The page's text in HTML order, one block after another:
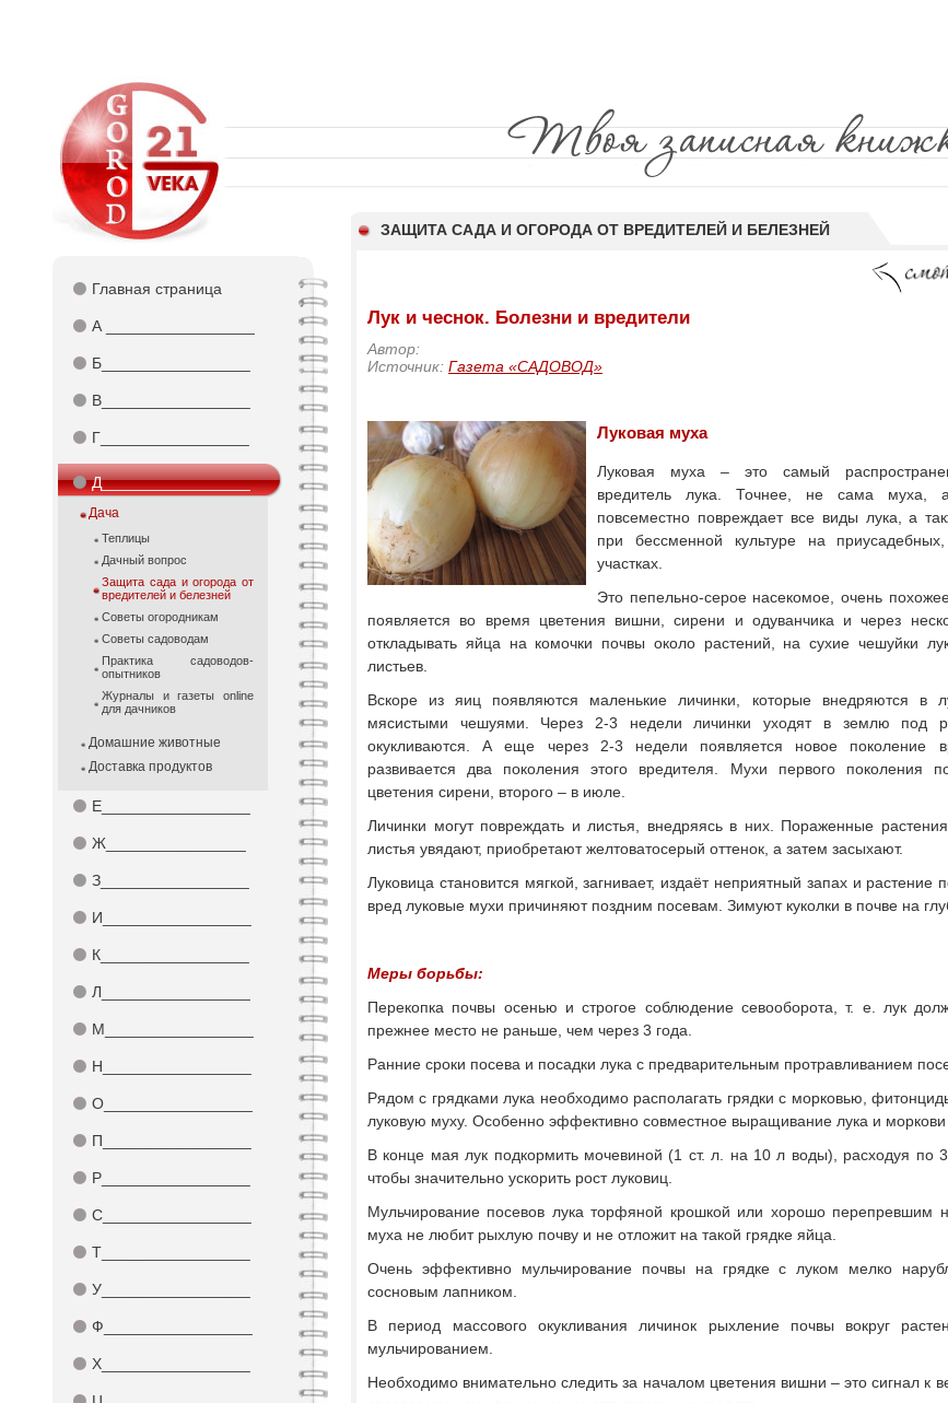
ЗАЩИТА САДА И ОГОРОДА ОТ ВРЕДИТЕЛЕЙ И БЕЛЕЗНЕЙ
⚫ Главная страница
⚫ А _________________
⚫ Б_________________
⚫ В_________________
⚫ Г_________________
⚫Д_________________
Дача
Теплицы
Дачный вопрос
Защита сада и огорода от
вредителей и белезней
Советы огородникам
Советы садоводам
Практика садоводов-
опытников
Журналы и газеты online
для дачников
Домашние животные
Доставка продуктов
⚫ Е_________________
⚫ Ж________________
⚫ З_________________
⚫ И_________________
⚫ К_________________
⚫ Л_________________
⚫ М_________________
⚫ Н_________________
⚫ О_________________
⚫ П_________________
⚫ Р_________________
⚫ С_________________
⚫ Т_________________
⚫ У_________________
⚫ Ф_________________
⚫ Х_________________
Лук и чеснок. Болезни и вредители
Автор:
Источник: Газета «САДОВОД»
Луковая муха
Луковая муха – это самый
вредитель лука. Точнее, не сама муха,
повсеместно повреждает все виды лука, а
при бессменной культуре на
участках.
Это пепельно-серое насекомое, очень
появляется во время цветения вишни, сирени и одуванчика и через
откладывать яйца на комочки почвы около растений, на сухие чешуйки
листьев.
Вскоре из яиц появляются маленькие личинки, которые внедряются в
мясистыми чешуями. Через 2-3 недели личинки уходят в землю под
окукливаются. А еще через 2-3 недели появляется новое поколение
развивается два поколения этого вредителя. Мухи первого поколения
цветения сирени, второго – в июле.
Личинки могут повреждать и листья, внедряясь в них. Пораженные
листья увядают, приобретают желтовато­серый оттенок, а затем засыхают.
Луковица становится мягкой, загнивает, издаёт неприятный запах и растение
вред луковые мухи причиняют поздним посевам. Зимуют куколки в почве на
Меры борьбы:
Перекопка почвы осенью и строгое соблюдение севооборота, т. е. лук
прежнее место не раньше, чем через 3 года.
Ранние сроки посева и посадки лука с предварительным протравливанием
Рядом с грядками лука необходимо располагать грядки с морковью,
луковую муху. Особенно эффективно совместное выращивание лука и моркови
В конце мая лук подкормить мочевиной (1 ст. л. на 10 л воды), расходуя по
чтобы значительно ускорить рост луковиц.
Мульчирование посевов лука торфяной крошкой или хорошо перепревшим
муха не любит рыхлую почву и не отложит на такой грядке яйца.
Очень эффективно мульчирование почвы на грядке с луком мелко
сосновым лапником.
В период массового окукливания личинок рыхление почвы вокруг
мульчированием.
Необходимо внимательно следить за началом цветения вишни – это сигнал к